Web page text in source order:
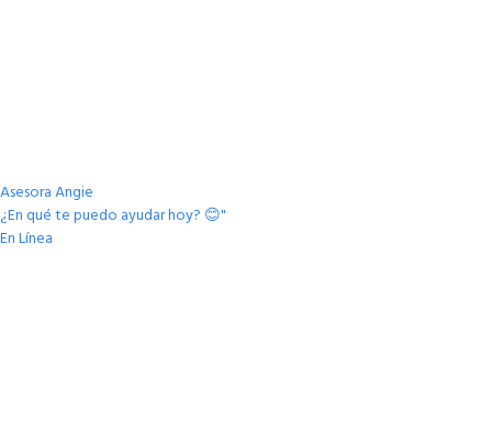
Asesora Angie
¿En qué te puedo ayudar hoy? 😊"
En Línea